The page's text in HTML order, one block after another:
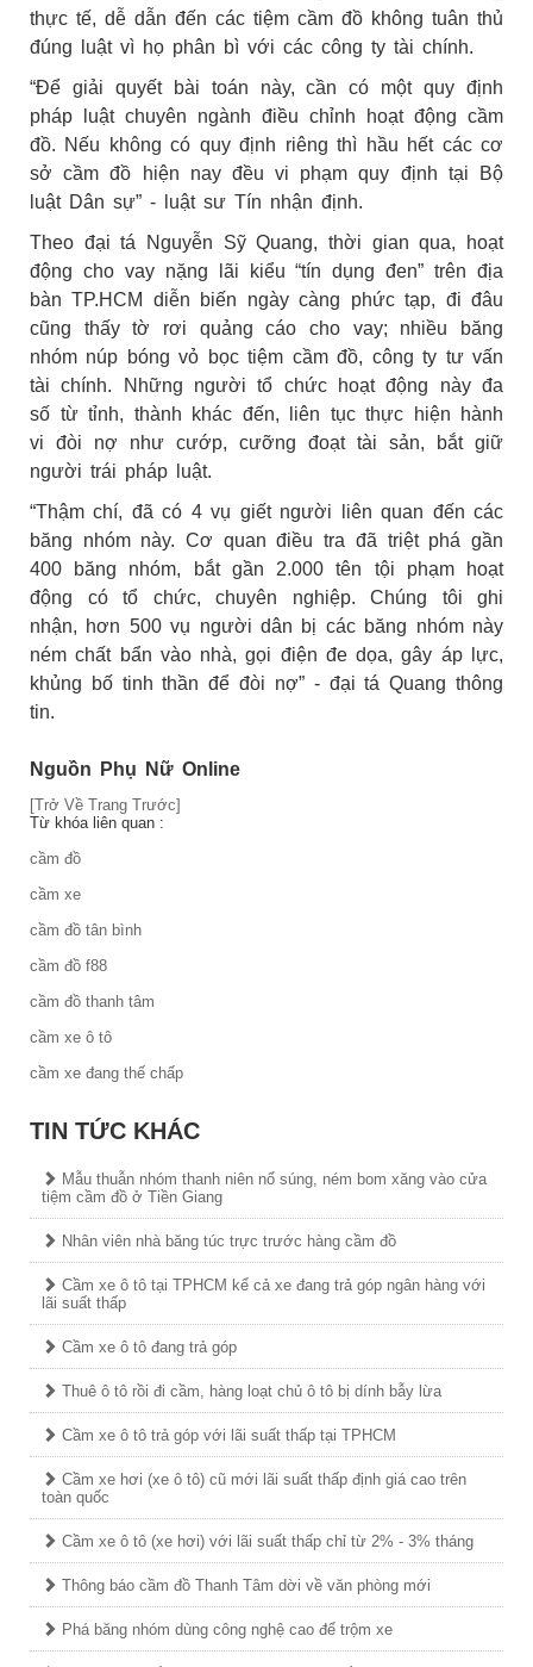
thực tế, dễ dẫn đến các tiệm cầm đồ không tuân thủ
đúng luật vì họ phân bì với các công ty tài chính.
“Để giải quyết bài toán này, cần có một quy định
pháp luật chuyên ngành điều chỉnh hoạt động cầm
đồ. Nếu không có quy định riêng thì hầu hết các cơ
sở cầm đồ hiện nay đều vi phạm quy định tại Bộ
luật Dân sự” - luật sư Tín nhận định.
Theo đại tá Nguyễn Sỹ Quang, thời gian qua, hoạt
động cho vay nặng lãi kiểu “tín dụng đen” trên địa
bàn TP.HCM diễn biến ngày càng phức tạp, đi đâu
cũng thấy tờ rơi quảng cáo cho vay; nhiều băng
nhóm núp bóng vỏ bọc tiệm cầm đồ, công ty tư vấn
tài chính. Những người tổ chức hoạt động này đa
số từ tỉnh, thành khác đến, liên tục thực hiện hành
vi đòi nợ như cướp, cưỡng đoạt tài sản, bắt giữ
người trái pháp luật.
“Thậm chí, đã có 4 vụ giết người liên quan đến các
băng nhóm này. Cơ quan điều tra đã triệt phá gần
400 băng nhóm, bắt gần 2.000 tên tội phạm hoạt
động có tổ chức, chuyên nghiệp. Chúng tôi ghi
nhận, hơn 500 vụ người dân bị các băng nhóm này
ném chất bẩn vào nhà, gọi điện đe dọa, gây áp lực,
khủng bố tinh thần để đòi nợ” - đại tá Quang thông
tin.
Nguồn Phụ Nữ Online
[Trở Về Trang Trước]
Từ khóa liên quan :
cầm đồ
cầm xe
cầm đồ tân bình
cầm đồ f88
cầm đồ thanh tâm
cầm xe ô tô
cầm xe đang thế chấp
TIN TỨC KHÁC
Mẫu thuẫn nhóm thanh niên nổ súng, ném bom xăng vào cửa
tiệm cầm đồ ở Tiền Giang
Nhân viên nhà băng túc trực trước hàng cầm đồ
Cầm xe ô tô tại TPHCM kể cả xe đang trả góp ngân hàng với
lãi suất thấp
Cầm xe ô tô đang trả góp
Thuê ô tô rồi đi cầm, hàng loạt chủ ô tô bị dính bẫy lừa
Cầm xe ô tô trả góp với lãi suất thấp tại TPHCM
Cầm xe hơi (xe ô tô) cũ mới lãi suất thấp định giá cao trên
toàn quốc
Cầm xe ô tô (xe hơi) với lãi suất thấp chỉ từ 2% - 3% tháng
Thông báo cầm đồ Thanh Tâm dời về văn phòng mới
Phá băng nhóm dùng công nghệ cao để trộm xe